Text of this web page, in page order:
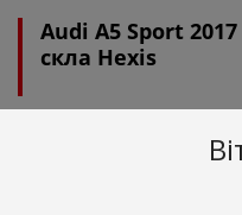
Audi A5 Sport
скла Hexis
грн.